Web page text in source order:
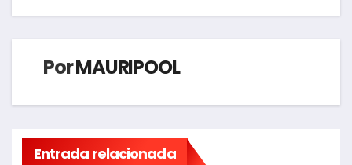
PorMAURIPOOL
Entrada relacionada